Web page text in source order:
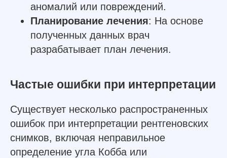
аномалий или повреждений.
Планирование лечения: На основе
полученных данных врач
разрабатывает план лечения.
Частые ошибки при интерпретации
Существует несколько распространенных
ошибок при интерпретации рентгеновских
снимков, включая неправильное
определение угла Кобба или